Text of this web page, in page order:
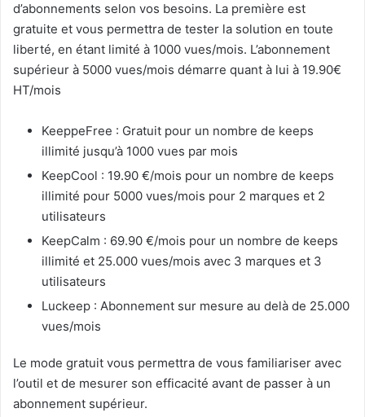
d’abonnements selon vos besoins. La première est
gratuite et vous permettra de tester la solution en toute
liberté, en étant limité à 1000 vues/mois. L’abonnement
supérieur à 5000 vues/mois démarre quant à lui à 19.90€
HT/mois
KeeppeFree : Gratuit pour un nombre de keeps
illimité jusqu’à 1000 vues par mois
KeepCool : 19.90 €/mois pour un nombre de keeps
illimité pour 5000 vues/mois pour 2 marques et 2
utilisateurs
KeepCalm : 69.90 €/mois pour un nombre de keeps
illimité et 25.000 vues/mois avec 3 marques et 3
utilisateurs
Luckeep : Abonnement sur mesure au delà de 25.000
vues/mois
Le mode gratuit vous permettra de vous familiariser avec
l’outil et de mesurer son efficacité avant de passer à un
abonnement supérieur.